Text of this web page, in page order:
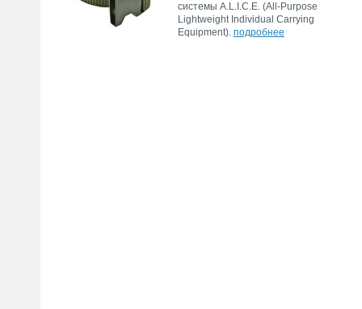
системы A.L.I.C.E. (All-Purpose
Lightweight Individual Carrying
Equipment). подробнее